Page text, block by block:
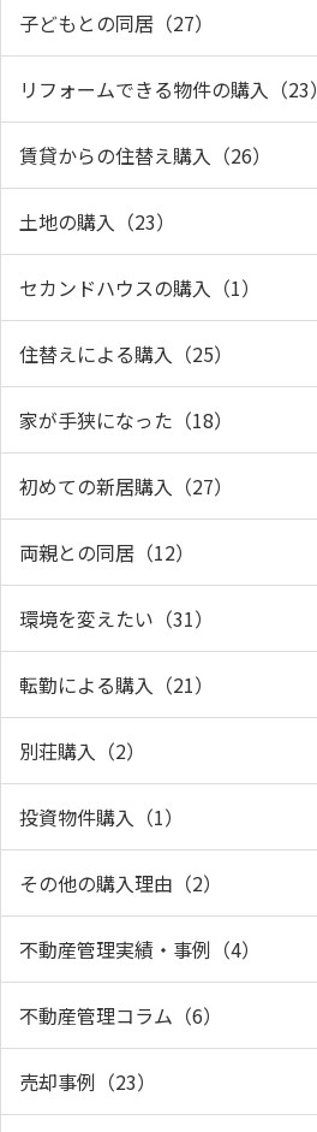
子どもとの同居（27）
リフォームできる物件の購入（23）
賃貸からの住替え購入（26）
土地の購入（23）
セカンドハウスの購入（1）
住替えによる購入（25）
家が手狭になった（18）
初めての新居購入（27）
両親との同居（12）
環境を変えたい（31）
転勤による購入（21）
別荘購入（2）
投資物件購入（1）
その他の購入理由（2）
不動産管理実績・事例（4）
不動産管理コラム（6）
売却事例（23）